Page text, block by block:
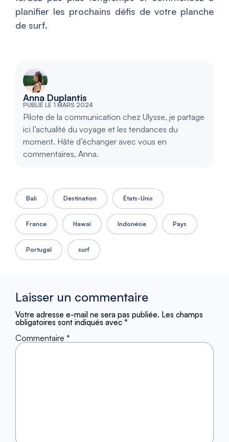
planifier les prochains défis de votre planche
de surf.
Anna Duplantis
PUBLIÉ LE 1 MARS 2024
Pilote de la communication chez Ulysse, je partage
ici l’actualité du voyage et les tendances du
moment. Hâte d’échanger avec vous en
commentaires, Anna.
Bali Destination États-Unis
France Hawaï Indonésie Pays
Portugal surf
Laisser un commentaire
Votre adresse e-mail ne sera pas publiée. Les champs
obligatoires sont indiqués avec *
Commentaire *